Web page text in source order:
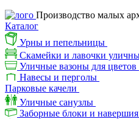
Производство малых
Каталог
Урны и пепельницы
Скамейки и лавочки
Уличные вазоны для цветов
Навесы и перголы
Парковые качели
Уличные санузлы
Заборные блоки и навершия